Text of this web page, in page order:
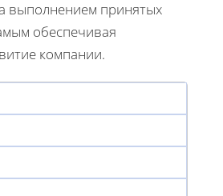
выполнением принятых
обеспечивая
компании.